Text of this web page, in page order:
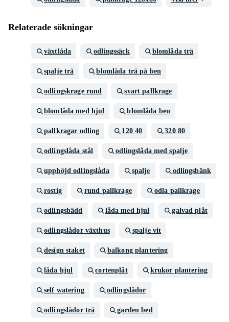
Relaterade sökningar
växtlåda odlingssäck blomlåda trä
spalje trä blomlåda trä på ben
odlingskrage rund svart pallkrage
blomlåda med hjul blomlåda ben
pallkragar odling 120 40 320 80
odlingslåda stål odlingslåda med spalje
upphöjd odlingslåda spalje odlingsbänk
rostig rund pallkrage odla pallkrage
odlingsbädd låda med hjul galvad plåt
odlingslådor växthus spalje vit
design staket balkong plantering
låda hjul cortenplåt krukor plantering
self watering odlingslådor
odlingslådor trä garden bed